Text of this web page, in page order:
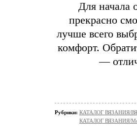
Для начала
прекрасно
лучше всего
комфорт.
—
Рубрики: КАТАЛОГ ВЯЗАНИЯ/
КАТАЛОГ ВЯЗАНИЯ/